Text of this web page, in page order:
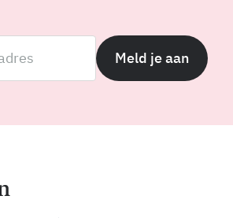
Meld je aan